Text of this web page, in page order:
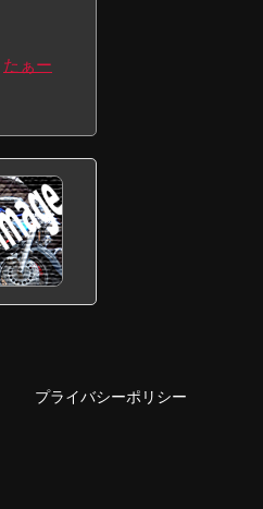
たぁー
プライバシーポリシー